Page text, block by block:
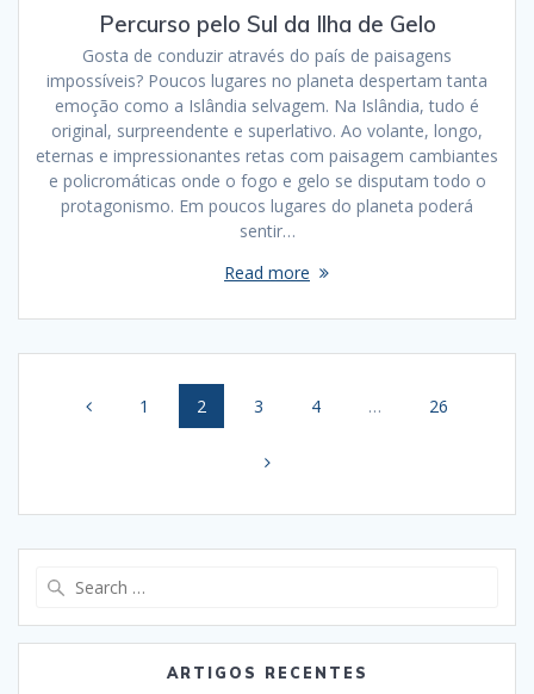
Percurso pelo Sul da Ilha de Gelo
Gosta de conduzir através do país de paisagens
impossíveis? Poucos lugares no planeta despertam tanta
emoção como a Islândia selvagem. Na Islândia, tudo é
original, surpreendente e superlativo. Ao volante, longo,
eternas e impressionantes retas com paisagem cambiantes
e policromáticas onde o fogo e gelo se disputam todo o
protagonismo. Em poucos lugares do planeta poderá
sentir…
Read more
navigation
Page
1 Page
2 Page
3 Page
4 … Page
26
ARTIGOS RECENTES